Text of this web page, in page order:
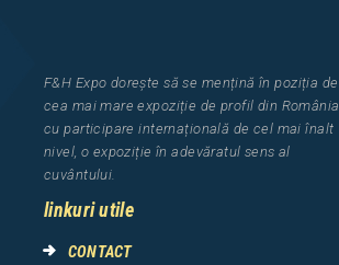
F&H Expo dorește să se mențină în poziția de
cea mai mare expoziție de profil din România
cu participare internațională de cel maiînalt
nivel, o expoziție în adevăratul sens al
cuvântului.
linkuri utile
CONTACT